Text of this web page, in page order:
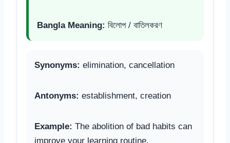
Bangla Meaning: বিলোপ / বাতিলকরণ
Synonyms: elimination, cancellation
Antonyms: establishment, creation
Example: The abolition of bad habits can
improve your learning routine.